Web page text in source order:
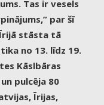
Tas ir vesels
par šī
Īrijā stāsta tā
no 13. līdz 19.
Kāslbāras
pulcēja 80
Īrijas,